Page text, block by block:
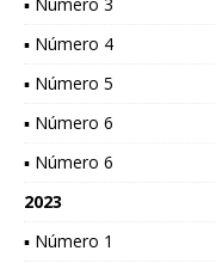
▪ Número 4
▪ Número 5
▪ Número 6
▪ Número 6
2023
▪ Número 1